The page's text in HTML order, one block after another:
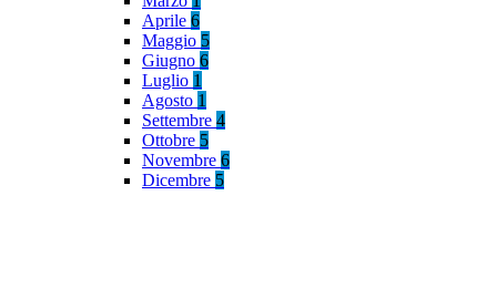
Aprile 6
Maggio 5
Giugno 6
Luglio 1
Agosto 1
Settembre 4
Ottobre 5
Novembre 6
Dicembre 5